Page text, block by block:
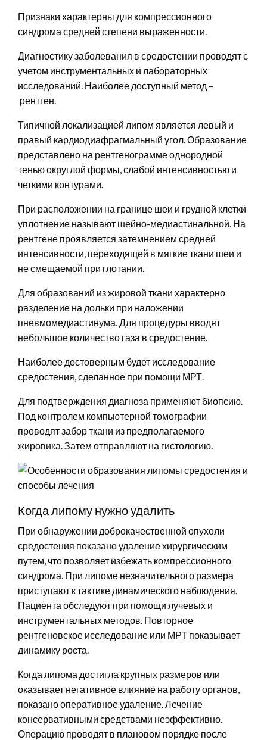
Признаки характерны для компрессионного
синдрома средней степени выраженности.
Диагностику заболевания в средостении проводят с
учетом инструментальных и лабораторных
исследований. Наиболее доступный метод –
рентген.
Типичной локализацией липом является левый и
правый кардиодиафрагмальный угол. Образование
представлено на рентгенограмме однородной
тенью округлой формы, слабой интенсивностью и
четкими контурами.
При расположении на границе шеи и грудной клетки
уплотнение называют шейно-медиастинальной. На
рентгене проявляется затемнением средней
интенсивности, переходящей в мягкие ткани шеи и
не смещаемой при глотании.
Для образований из жировой ткани характерно
разделение на дольки при наложении
пневмомедиастинума. Для процедуры вводят
небольшое количество газа в средостение.
Наиболее достоверным будет исследование
средостения, сделанное при помощи МРТ.
Для подтверждения диагноза применяют биопсию.
Под контролем компьютерной томографии
проводят забор ткани из предполагаемого
жировика. Затем отправляют на гистологию.
Когда липому нужно удалить
При обнаружении доброкачественной опухоли
средостения показано удаление хирургическим
путем, что позволяет избежать компрессионного
синдрома. При липоме незначительного размера
приступают к тактике динамического наблюдения.
Пациента обследуют при помощи лучевых и
инструментальных методов. Повторное
рентгеновское исследование или МРТ показывает
динамику роста.
Когда липома достигла крупных размеров или
оказывает негативное влияние на работу органов,
показано оперативное удаление. Лечение
консервативными средствами неэффективно.
Операцию проводят в плановом порядке после